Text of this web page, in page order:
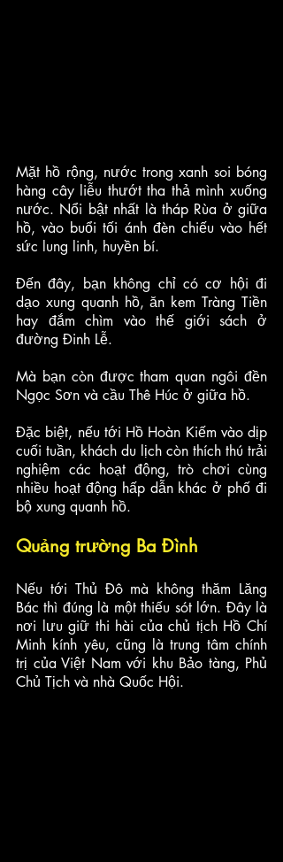
Mặt hồ rộng, nước trong xanh soi bóng
hàng cây liễu thướt tha thả mình xuống
nước. Nổi bật nhất là tháp Rùa ở giữa
hồ, vào buổi tối ánh đèn chiếu vào hết
sức lung linh, huyền bí.
Đến đây, bạn không chỉ có cơ hội đi
dạo xung quanh hồ, ăn kem Tràng Tiền
hay đắm chìm vào thế giới sách ở
đường Đinh Lễ.
Mà bạn còn được tham quan ngôi đền
Ngọc Sơn và cầu Thê Húc ở giữa hồ.
Đặc biệt, nếu tới Hồ Hoàn Kiếm vào dịp
cuối tuần, khách du lịch còn thích thú trải
nghiệm các hoạt động, trò chơi cùng
nhiều hoạt động hấp dẫn khác ở phố đi
bộ xung quanh hồ.
Quảng trường Ba Đình
Nếu tới Thủ Đô mà không thăm Lăng
Bác thì đúng là một thiếu sót lớn. Đây là
nơi lưu giữ thi hài của chủ tịch Hồ Chí
Minh kính yêu, cũng là trung tâm chính
trị của Việt Nam với khu Bảo tàng, Phủ
Chủ Tịch và nhà Quốc Hội.